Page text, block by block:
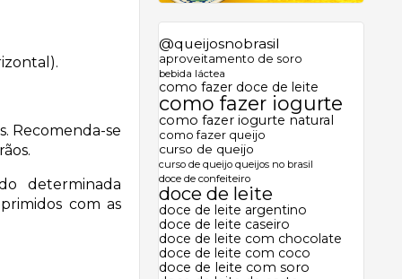
Recomenda-se
determinada
com as
@queijosnobrasil
aproveitamento de soro
bebida láctea
como fazer doce de leite
como fazer iogurte
como fazer iogurte natural
como fazer queijo
curso de queijo
curso de queijo queijos no brasil
doce de confeiteiro
doce de leite
doce de leite argentino
doce de leite caseiro
doce de leite com chocolate
doce de leite com coco
doce de leite com soro